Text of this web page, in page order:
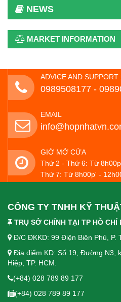
NEWS
MARKET INFORMATION
ADVICE AND SUPPORT
0989508177 -
EMAIL
GIỜ MỞ CỬA
Thứ 2 - Thứ 6: Từ
Thứ 7: Từ 8h00p' -
CÔNG TY TNHH KỸ
TRỤ SỞ CHÍNH TẠI TP HỒ CHÍ
Đ/C ĐKKD: 99 Điện Biên Phủ, P.
Địa điểm KD: Số 19, Đường N3,
Hiệp, TP. HCM.
(+84) 028 789 89 177
(+84) 028 789 89 177